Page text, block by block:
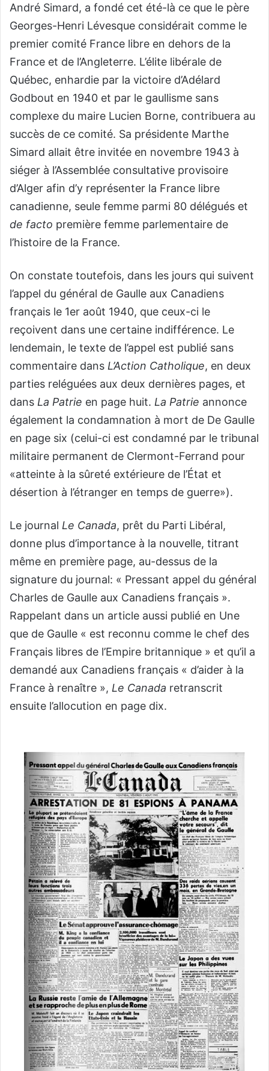
André Simard, a fondé cet été-là ce que le père
Georges-Henri Lévesque considérait comme le
premier comité France libre en dehors de la
France et de l’Angleterre. L’élite libérale de
Québec, enhardie par la victoire d’Adélard
Godbout en 1940 et par le gaullisme sans
complexe du maire Lucien Borne, contribuera au
succès de ce comité. Sa présidente Marthe
Simard allait être invitée en novembre 1943 à
siéger à l’Assemblée consultative provisoire
d’Alger afin d’y représenter la France libre
canadienne, seule femme parmi 80 délégués et
de facto première femme parlementaire de
l’histoire de la France.
On constate toutefois, dans les jours qui suivent
l’appel du général de Gaulle aux Canadiens
français le 1er août 1940, que ceux-ci le
reçoivent dans une certaine indifférence. Le
lendemain, le texte de l’appel est publié sans
commentaire dans L’Action Catholique, en deux
parties reléguées aux deux dernières pages, et
dans La Patrie en page huit. La Patrie annonce
également la condamnation à mort de De Gaulle
en page six (celui-ci est condamné par le tribunal
militaire permanent de Clermont-Ferrand pour
«atteinte à la sûreté extérieure de l’État et
désertion à l’étranger en temps de guerre»).
Le journal Le Canada, prêt du Parti Libéral,
donne plus d’importance à la nouvelle, titrant
même en première page, au-dessus de la
signature du journal: « Pressant appel du général
Charles de Gaulle aux Canadiens français ».
Rappelant dans un article aussi publié en Une
que de Gaulle « est reconnu comme le chef des
Français libres de l’Empire britannique » et qu’il a
demandé aux Canadiens français « d’aider à la
France à renaître », Le Canada retranscrit
ensuite l’allocution en page dix.